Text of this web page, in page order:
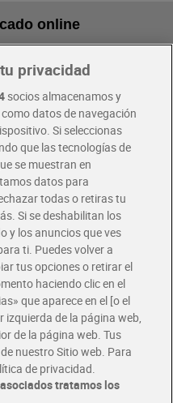
online
a 100€
tu tienda más cercana
privacidad
socios almacenamos y
datos de navegación
Si seleccionas
que las tecnologías de
se muestran en
datos para
todas o retiras tu
Si se deshabilitan los
y los anuncios que ves
ti. Puedes volver a
tus opciones o retirar el
haciendo clic en el
que aparece en el [o el
de la página web,
de la página web. Tus
nuestro Sitio web. Para
de privacidad.
tratamos los